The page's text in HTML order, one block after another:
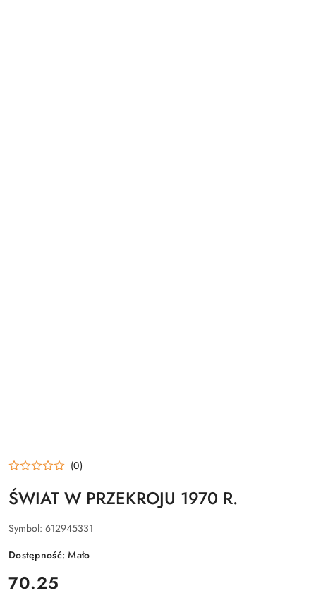
(0)
ŚWIAT W PRZEKROJU 1970 R.
Symbol: 612945331
Dostępność:Mało
cena:
70.25